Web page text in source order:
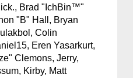
Brad "IchBin™"
"B" Hall, Bryan
Colin
Eren Yasarkurt,
Clemons, Jerry,
Kirby, Matt